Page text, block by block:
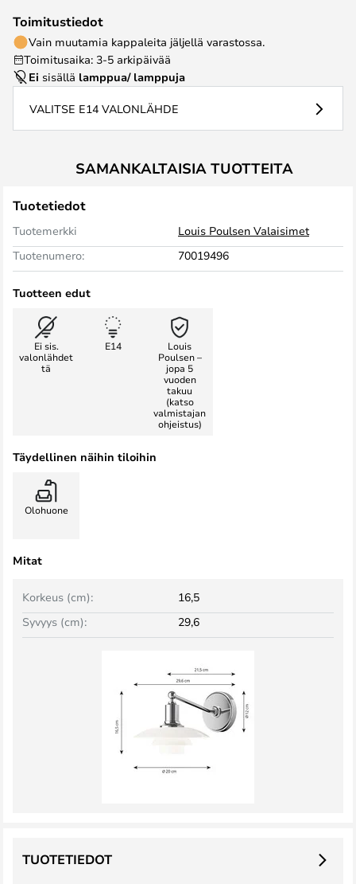
Toimitustiedot
Vain muutamia kappaleita jäljellä varastossa.
Toimitusaika: 3-5 arkipäivää
Ei sisällä lamppua/ lamppuja
VALITSE E14 VALONLÄHDE
SAMANKALTAISIA TUOTTEITA
Tuotetiedot
Tuotemerkki
Louis Poulsen Valaisimet
Tuotenumero:
70019496
Tuotteen edut
Ei sis.
valonlähdet
tä
E14
Louis
Poulsen –
jopa 5
vuoden
takuu
(katso
valmistajan
ohjeistus)
Täydellinen näihin tiloihin
Olohuone
Mitat
Korkeus (cm):
16,5
Syvyys (cm):
29,6
TUOTETIEDOT